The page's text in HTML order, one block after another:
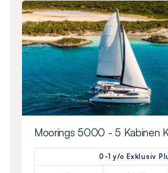
Moorings 5000 - 5 Kabinen
0-1 y/o Exklusiv